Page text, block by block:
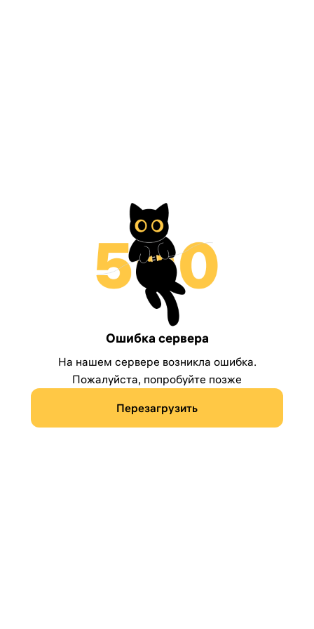
Ошибка сервера
На нашем сервере возникла ошибка.
Пожалуйста, попробуйте позже
Перезагрузить